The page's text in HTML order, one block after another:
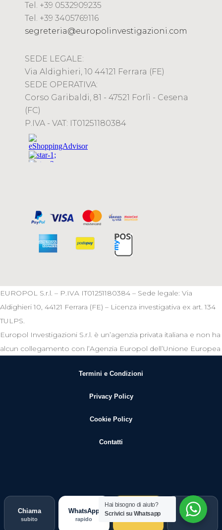
Tel. +39 0532909235
Tel. +39 3405769116
segreteria@europolinvestigazioni.com
SEDE LEGALE:
Via Aldighieri, 10 44121 Ferrara (FE)
SEDE OPERATIVA:
Corso Garibaldi, 81 - 47521 Forlì - Cesena
(FC)
P.IVA - VAT: IT01251180384
Chiama
subito
WhatsApp
rapido
Guida Indagine
Hai bisogno di aiuto?
Scrivici su Whatsapp
EUROPOL S.r.l. – P.IVA IT01251180384 – Sede legale: Via
Aldighieri 10, 44121 Ferrara (FE) – Licenza investigativa ex art. 134
TULPS.
Europol Investigazioni S.r.l. è un’agenzia privata italiana e non ha
alcun collegamento con l’Agenzia Europol dell’Unione Europea
Termini e Condizioni
Privacy Policy
Cookie Policy
Contatti